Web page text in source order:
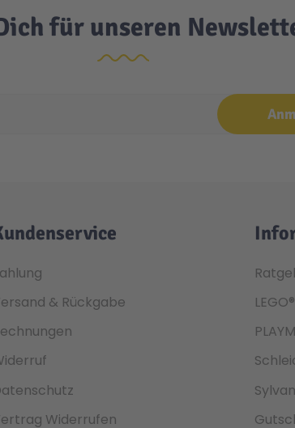
für unseren
& Rückgabe
Widerrufen
LEGO®